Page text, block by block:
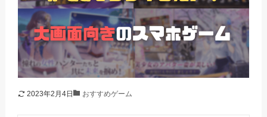
2023年2月4日 おすすめゲーム